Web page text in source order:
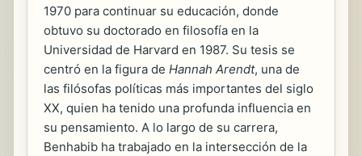
1970 para continuar su educación, donde
obtuvo su doctorado en filosofía en la
Universidad de Harvard en 1987. Su tesis se
centró en la figura de Hannah Arendt, una de
las filósofas políticas más importantes del siglo
XX, quien ha tenido una profunda influencia en
su pensamiento. A lo largo de su carrera,
Benhabib ha trabajado en la intersección de la